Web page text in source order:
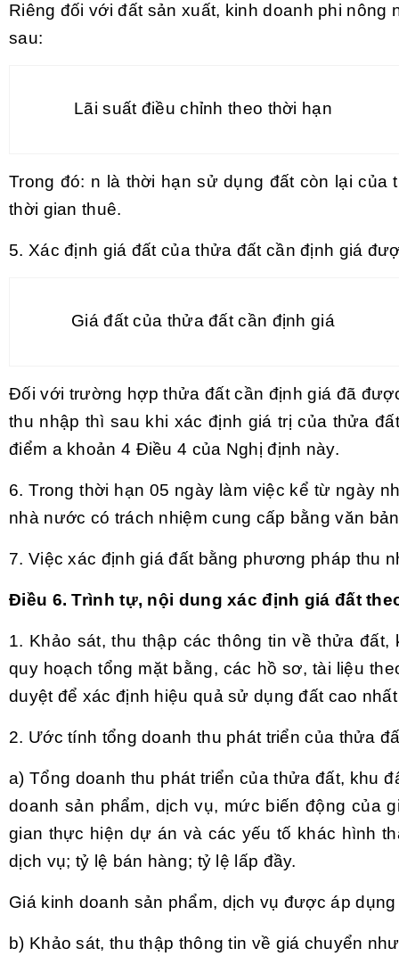
Riêng đối với đất sản xuất, kinh doanh phi nông
sau:
Lãi suất điều chỉnh theo thời hạn
Trong đó: n là thời hạn sử dụng đất còn lại
thời gian thuê.
5. Xác định giá đất của thửa đất cần định giá
Giá đất của thửa đấtcần định giá
Đối với trường hợp thửa đất cần định giá đã
thu nhập thì sau khi xác định giá trị của thửa
điểm a khoản 4 Điều 4 của Nghị định này.
6. Trong thời hạn 05 ngày làm việc kể từ ngày
nhà nước có trách nhiệm cung cấp bằng văn
7. Việc xác định giá đất bằng phương pháp thu
Điều 6. Trình tự, nội dung xác định giá đất
1. Khảo sát, thu thập các thông tin về thửa
quy hoạch tổng mặt bằng, các hồ sơ, tài liệu
duyệt để xác định hiệu quả sử dụng đất cao
2. Ước tính tổng doanh thu phát triển của thửa
a) Tổng doanh thu phát triển của thửa đất, khu
doanh sản phẩm, dịch vụ, mức biến động của
gian thực hiện dự án và các yếu tố khác hình
dịch vụ; tỷ lệ bán hàng; tỷ lệ lấp đầy.
Giá kinh doanh sản phẩm, dịch vụ được áp
b) Khảo sát, thu thập thông tin về giá chuyển